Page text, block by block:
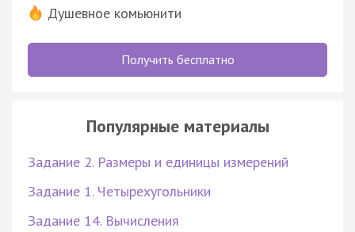
Душевное комьюнити
Получить бесплатно
Популярные материалы
Задание 2. Размеры и единицы измерений
Задание 1. Четырехугольники
Задание 14. Вычисления